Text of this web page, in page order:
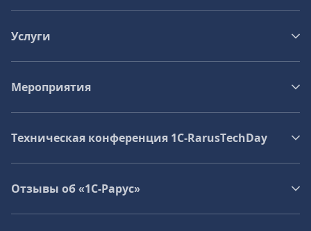
Услуги
Мероприятия
Техническая конференция 1C‑RarusTechDay
Отзывы об «1С-Рарус»